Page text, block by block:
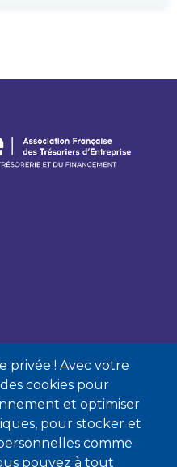
privée ! Avec votre
cookies pour
et optimiser
pour stocker et
comme
pouvez à tout